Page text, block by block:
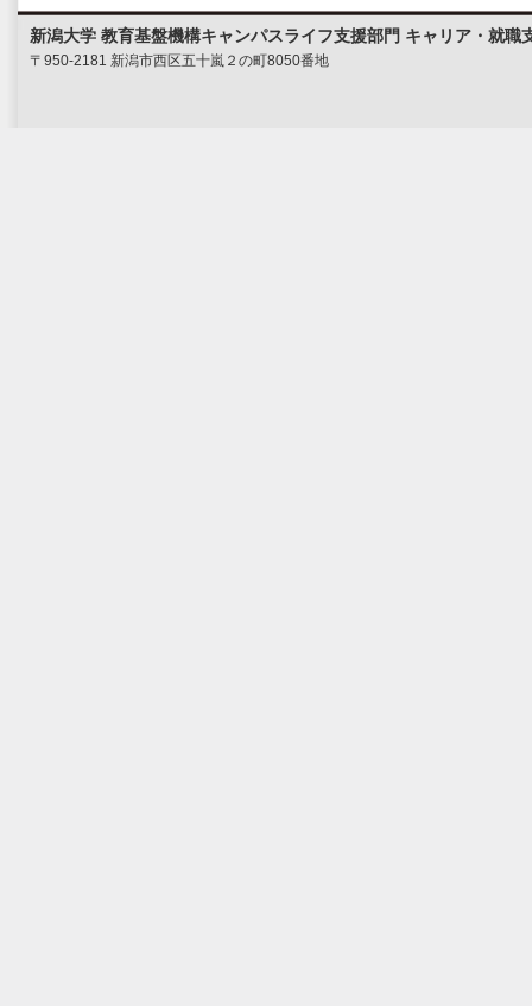
新潟大学 教育基盤機構キャンパスライフ支援部門 キャリア・就職
〒950-2181 新潟市西区五十嵐２の町8050番地